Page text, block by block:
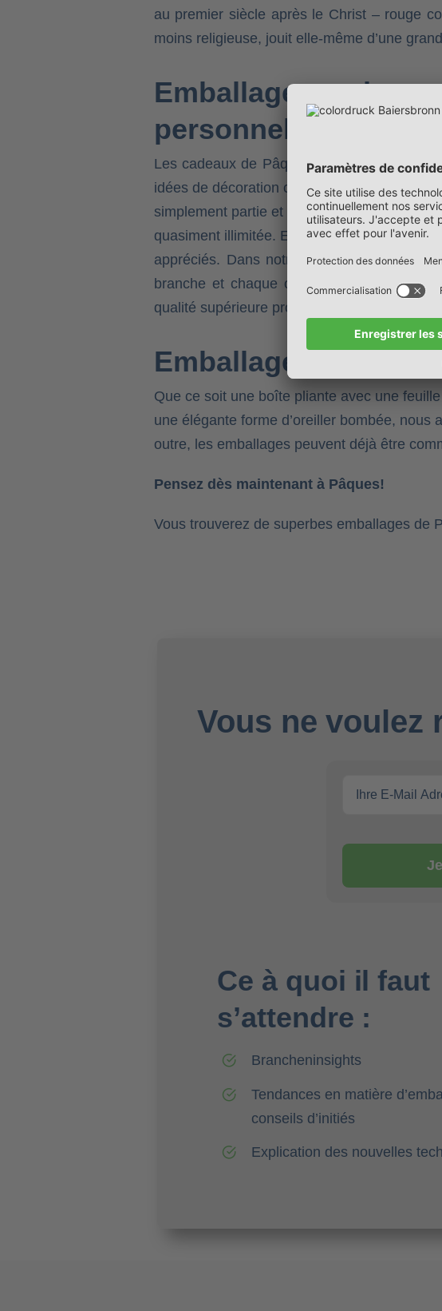
au premier siècle après le Christ – rouge
moins religieuse, jouit elle-même d’une
Emballages
personnelle
Les cadeaux de Pâques et une
idées de décoration chaleureuses et les
simplement partie et sont très tendance. La
quasiment illimitée. En particulier, les
appréciés. Dans notre boutique en ligne
branche et chaque occasion.
qualité supérieure prouvent toujours leur
Emballages cadeaux
Que ce soit une boîte pliante avec une
une élégante forme d’oreiller bombée, nous
outre, les emballages peuvent déjà être
Pensez dès maintenant à Pâques!
Vous trouverez de superbes emballages de
Vous ne voulez
Ce à quoi il faut
s’attendre :
Brancheninsights
Tendances en matière
conseils d’initiés
Explication des nouvelles